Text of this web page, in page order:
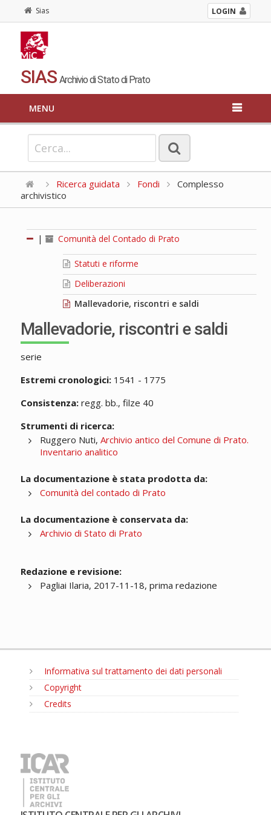
Sias LOGIN
SIAS Archivio di Stato di Prato
MENU
Ricerca guidata Fondi
Complesso
archivistico
| Comunità del Contado di Prato
Statuti e riforme
Deliberazioni
Mallevadorie, riscontri e saldi
Mallevadorie, riscontri e saldi
serie
Estremi cronologici:1541 - 1775
Consistenza:regg. bb., filze 40
Strumenti di ricerca:
Ruggero Nuti, Archivio antico del Comune di Prato.
Inventario analitico
La documentazione è stata prodotta da:
Comunità del contado di Prato
La documentazione è conservata da:
Archivio di Stato di Prato
Redazione e revisione:
Pagliai Ilaria, 2017-11-18, prima redazione
Informativa sul trattamento dei dati personali
Copyright
Credits